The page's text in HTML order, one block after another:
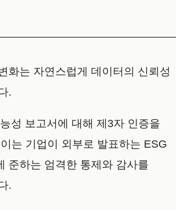
화는 자연스럽게 데이터의 신뢰성
.
성 보고서에 대해 제3자 인증을
는 기업이 외부로 발표하는 ESG
준하는 엄격한 통제와 감사를
.